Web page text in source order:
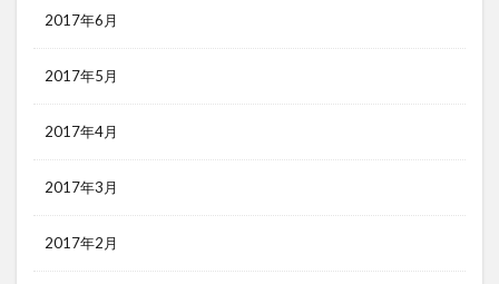
2017年6月
2017年5月
2017年4月
2017年3月
2017年2月